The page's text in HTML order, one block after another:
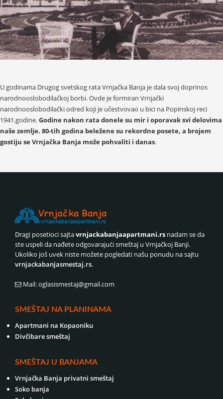
U godinama Drugog svetskog rata Vrnjačka Banja je dala svoj doprinos
narodnooslobodilačkoj borbi. Ovde je formiran Vrnjački
narodnooslobodilački odred koji je učestvovao u bici na Popinskoj reci
1941.godine.Godine nakon rata donele su mir i oporavak svi delovima
naše zemlje. 80-tih godina beležene su rekordne posete, a brojem
gostiju se Vrnjačka Banja može pohvaliti i danas.
Dragi posetioci sajtavrnjackabanjaapartmani.rs nadam se da
ste uspeli da nađete odgovarajući smeštaj u Vrnjačkoj Banji.
Ukoliko još uvek niste možete pogledati našu ponudu na sajtu
vrnjackabanjasmestaj.rs.
Mail: oglasismestaj@gmail.com
SMEŠTAJ NA PLANINAMA
Apartmani na Kopaoniku
Divčibare smeštaj
SMEŠTAJ U BANJAMA
Vrnjačka Banja privatni smeštaj
Soko banja